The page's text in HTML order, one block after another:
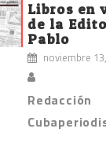
Libros en
de la
Pablo
noviembre
Redacción